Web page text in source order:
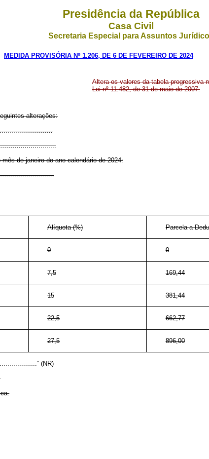
Presidência da República
Casa Civil
Secretaria Especial para Assuntos
MEDIDA PROVISÓRIA Nº 1.206, DE 6 DE FEVEREIRO DE 2024
Altera os valores da tabela progressiva
Lei nº 11.482, de 31 de maio de 2007.
alterações:
de janeiro do ano-calendário de 2024:
Alíquota (%) Parcela a
0 0
7,5 169,44
15 381,44
22,5 662,77
27,5 896,00
(NR)